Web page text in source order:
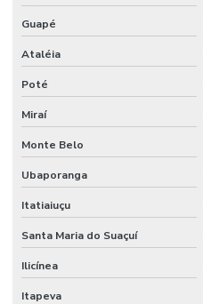
Guapé
Ataléia
Poté
Miraí
Monte Belo
Ubaporanga
Itatiaiuçu
Santa Maria do Suaçuí
Ilicínea
Itapeva